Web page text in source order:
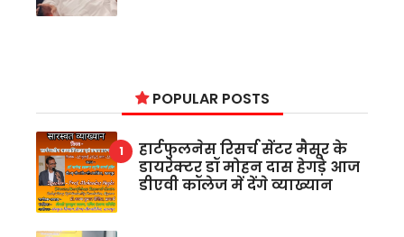
POPULAR POSTS
हार्टफुलनेस रिसर्च सेंटर मैसूर के
डायरेक्टर डॉ मोहन दास हेगड़े आज
डीएवी कॉलेज में देंगे व्याख्यान